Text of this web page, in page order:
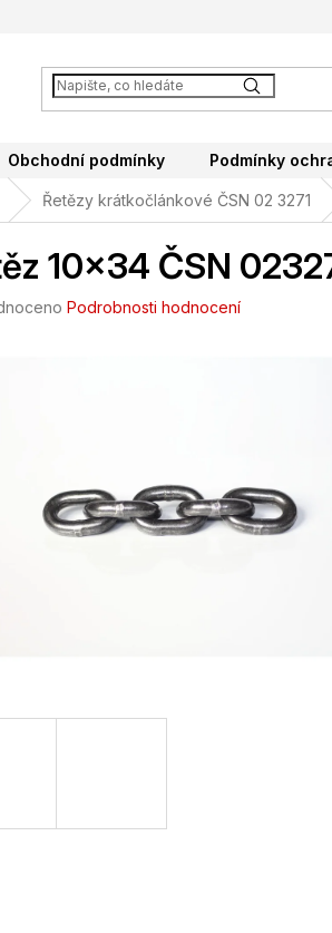
Obchodní podmínky Podmínky
Řetězy krátkočlánkové ČSN 02 3271
10x34 ČSN
Podrobnosti hodnocení